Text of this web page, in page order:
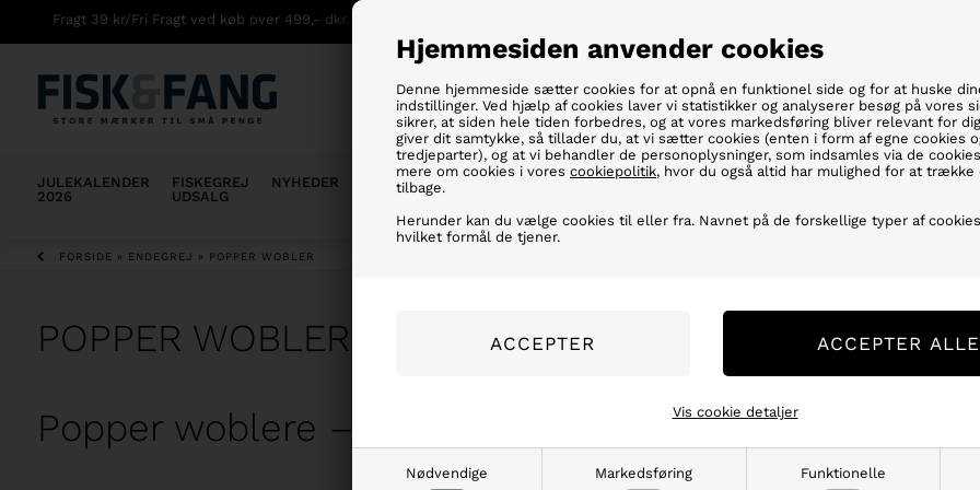
Hjemmesiden anvender cookies
Denne hjemmeside sætter cookies for at opnå en funktionel side og for at huske
indstillinger. Ved hjælp af cookies laver vi statistikker og analyserer besøg på vores
sikrer, at siden hele tiden forbedres, og at vores markedsføring bliver relevant for
giver dit samtykke, så tillader du, at vi sætter cookies (enten i form af egne cookies
tredjeparter), og at vi behandler de personoplysninger, som indsamles via de
mere om cookies i vores cookiepolitik, hvor du også altid har mulighed for at trække
tilbage.
Herunder kan du vælge cookies til eller fra. Navnet på de forskellige typer af
hvilket formål de tjener.
Nødvendige Markedsføring Funktionelle
Vis cookie detaljer
Fragt 39 kr/Fri Fragt ved køb over 499,- dkr.
JULEKALENDER
2026
FISKEGREJ
UDSALG
NYHEDER WADERS FISKEHJUL FISKESTÆNGER ENDEGREJ
FORSIDE » ENDEGREJ » POPPER WOBLER
POPPER WOBLER
Popper woblere – Sjovt og effektivt overfladefiskeri